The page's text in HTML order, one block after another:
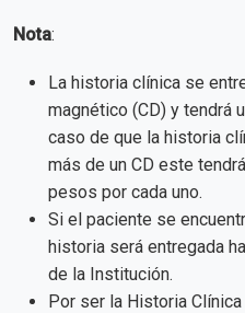
Nota:
La historia clínica se
magnético (CD) y tendrá
caso de que la historia
más de un CD este
pesos por cada uno.
Si el paciente se
historia será entregada
de la Institución.
Por ser la Historia